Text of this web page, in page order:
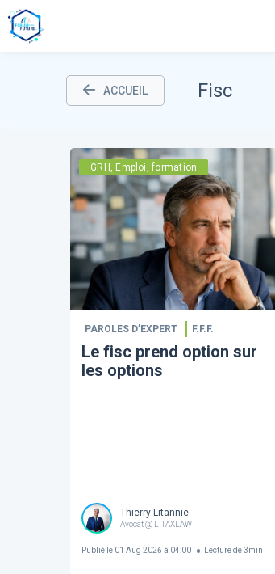
ACCUEIL Fisc
GRH, Emploi, formation
PAROLES D’EXPERT F.F.F.
Le fisc prend option sur
les options
Thierry Litannie
Avocat @ LITAXLAW
Publié le01 Aug 2026 à 04:00 Lecture de3min